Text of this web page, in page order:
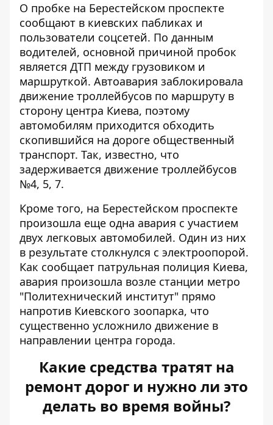
О пробке на Берестейском проспекте
сообщают в киевских пабликах и
пользователи соцсетей. По данным
водителей, основной причиной пробок
является ДТП между грузовиком и
маршруткой. Автоавария заблокировала
движение троллейбусов по маршруту в
сторону центра Киева, поэтому
автомобилям приходится обходить
скопившийся на дороге общественный
транспорт. Так, известно, что
задерживается движение троллейбусов
№4, 5, 7.
Кроме того, на Берестейском проспекте
произошла еще одна авария с участием
двух легковых автомобилей. Один из них
в результате столкнулся с электроопорой.
Как сообщает патрульная полиция Киева,
авария произошла возле станции метро
"Политехнический институт" прямо
напротив Киевского зоопарка, что
существенно усложнило движение в
направлении центра города.
Какие средства тратят на
ремонт дорог и нужно ли это
делать во время войны?